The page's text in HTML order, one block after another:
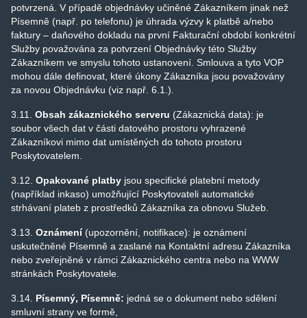
potvrzená. V případě objednávky učiněné Zákazníkem jinak než
Písemně (např. po telefonu) je úhrada výzvy k platbě a/nebo
faktury – daňového dokladu na první Fakturační období konkrétní
Služby považována za potvrzení Objednávky této Služby
Zákazníkem ve smyslu tohoto ustanovení. Smlouva a tyto VOP
mohou dále definovat, které úkony Zákazníka jsou považovány
za novou Objednávku (viz např. 6.1.).
3.11. Obsah zákaznického serveru (Zákaznická data): je
soubor všech dat v části datového prostoru vyhrazené
Zákazníkovi mimo dat umístěných do tohoto prostoru
Poskytovatelem.
3.12. Opakované platby jsou specifické platební metody
(například inkaso) umožňující Poskytovateli automatické
strhávaní plateb z prostředků Zákazníka za obnovu Služeb.
3.13. Oznámení (upozornění, notifikace): je oznámení
uskutečněné Písemně a zaslané na Kontaktní adresu Zákazníka
nebo zveřejněné v rámci Zákaznického centra nebo na WWW
stránkách Poskytovatele.
3.14. Písemný, Písemně: jedná se o dokument nebo sdělení
smluvní strany ve formě,